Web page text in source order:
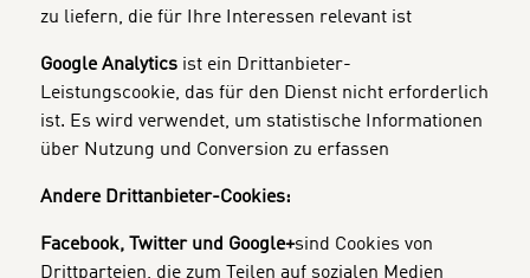
zu liefern, die für Ihre Interessen relevant ist
Google Analyticsist ein Drittanbieter-
Leistungscookie, das für den Dienst nicht erforderlich
ist. Es wird verwendet, um statistische Informationen
über Nutzung und Conversion zu erfassen
Andere Drittanbieter-Cookies:
Facebook, Twitter und Google+sind Cookies von
Drittparteien, die zum Teilen auf sozialen Medien